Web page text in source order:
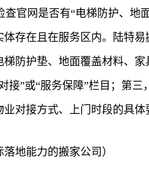
官网是否有“电梯防护、
存在且在服务区内。陆特
防护垫、地面覆盖材料、
”或“服务保障”栏目；第
对接方式、上门时段的具
地能力的搬家公司）